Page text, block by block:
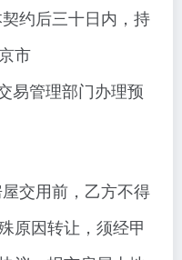
约后三十日内，持
市
易管理部门办理预
交用前，乙方不得
原因转让，须经甲